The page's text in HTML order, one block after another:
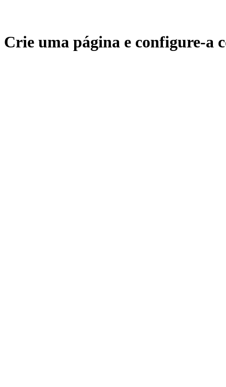
Crie uma página e configure-a